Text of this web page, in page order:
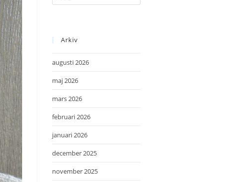
Arkiv
augusti 2026
maj 2026
mars 2026
februari 2026
januari 2026
december 2025
november 2025